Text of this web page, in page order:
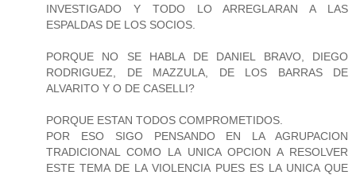
INVESTIGADO Y TODO LO ARREGLARAN A LAS
ESPALDAS DE LOS SOCIOS.
PORQUE NO SE HABLA DE DANIEL BRAVO, DIEGO
RODRIGUEZ, DE MAZZULA, DE LOS BARRAS DE
ALVARITO Y O DE CASELLI?
PORQUE ESTAN TODOS COMPROMETIDOS.
POR ESO SIGO PENSANDO EN LA AGRUPACION
TRADICIONAL COMO LA UNICA OPCION A RESOLVER
ESTE TEMA DE LA VIOLENCIA PUES ES LA UNICA QUE